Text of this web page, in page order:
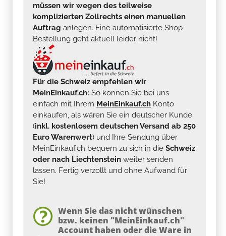
müssen wir wegen des teilweise
komplizierten Zollrechts einen manuellen
Auftrag anlegen. Eine automatisierte Shop-
Bestellung geht aktuell leider nicht!
Für die Schweiz empfehlen wir
MeinEinkauf.ch: So können Sie bei uns
einfach mit Ihrem MeinEinkauf.ch Konto
einkaufen, als wären Sie ein deutscher Kunde
(inkl. kostenlosem deutschen Versand ab 250
Euro Warenwert) und Ihre Sendung über
MeinEinkauf.ch bequem zu sich in die Schweiz
oder nach Liechtenstein weiter senden
lassen. Fertig verzollt und ohne Aufwand für
Sie!
Wenn Sie das nicht wünschen
bzw. keinen "MeinEinkauf.ch"
Account haben oder die Ware in